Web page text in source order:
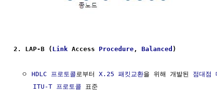
2. LAP-B ( Link Access Procedure , Balanced )
  ㅇ
HDLC 프로토콜 로부터 X.25 패킷교환을 위해 개발된 점대점
ITU-T 프로토콜 표준